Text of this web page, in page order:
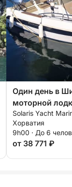
Один день в
моторной
Solaris Yacht
Хорватия
9h00 · До 6
от 38 771 ₽